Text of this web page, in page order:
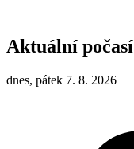
Aktuální počasí
dnes, pátek 7. 8. 2026